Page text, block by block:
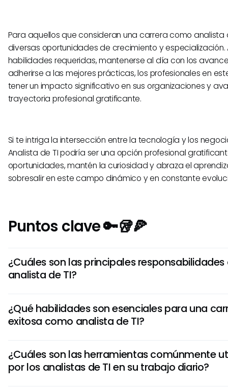
Para aquellos que consideran una carrera como analista
diversas oportunidades de crecimiento y especialización.
habilidades requeridas, mantenerse al día con los
adherirse a las mejores prácticas, los profesionales en
tener un impacto significativo en sus organizaciones y
trayectoria profesional gratificante.
Si te intriga la intersección entre la tecnología y los
Analista de TI podría ser una opción profesional
oportunidades, mantén la curiosidad y abraza el
sobresalir en este campo dinámico y en constante
Puntos clave 🔑🥡🍕
¿Cuáles son las principales responsabilidades
analista de TI?
sistemas de información para satisfacer las
También resuelve problemas técnicos, evalúa el
¿Qué habilidades son esenciales para una
exitosa como analista de TI?
proficiencia en análisis de datos, resolución de
programación, gestión de proyectos y excelente
¿Cuáles son las herramientas comúnmente
por los analistas de TI en su trabajo diario?